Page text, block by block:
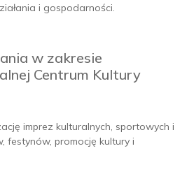
i gospodarności.
w zakresie
Centrum Kultury
imprez kulturalnych, sportowych i
festynów, promocję kultury i